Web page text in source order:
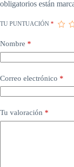
obligatorios están
TU PUNTUACIÓN *
Nombre *
Correo electrónico *
Tu valoración *